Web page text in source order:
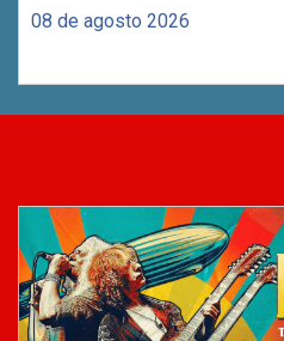
08 de agosto 2026